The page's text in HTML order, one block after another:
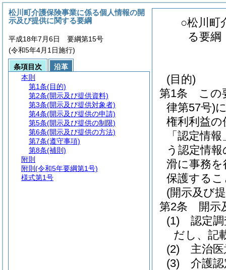
○松川町
る要綱
(目的)
第1条
この
律第57号)
権利利益の
「認定情
う認定情
滑に事務
保護する
(開示及び
第2条
開示
(1)
認定
だし、記
(2)
主治
(3)
介護
松川町介護保険事業に係る個人情報の開
示及び提供に関する要綱
平成18年7月6日 要綱第15号
(令和5年4月1日施行)
条項目次
沿革
本則
第1条(目的)
第2条(開示及び提供資料)
第3条(開示及び提供対象者)
第4条(開示及び提供の申請)
第5条(開示及び提供の制限)
第6条(開示及び提供の方法)
第7条(遵守事項)
第8条(補則)
附則
附則 (令和5年要綱第1号)
様式第1号